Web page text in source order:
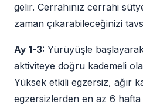
gelir. Cerrahınız cerrahi
zaman çıkarabileceğinizi
Ay 1-3: Yürüyüşle
aktiviteye doğru kademeli
Yüksek etkili egzersiz, ağır
egzersizlerden en az 6 hafta